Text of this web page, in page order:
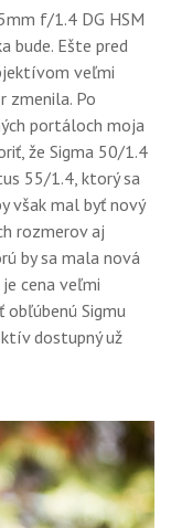
f/1.4 DG HSM
bude. Ešte pred
veľmi
zmenila. Po
portáloch moja
že Sigma 50/1.4
55/1.4, ktorý sa
však mal byť nový
rozmerov aj
by sa mala nová
cena veľmi
Sigmu
dostupný už